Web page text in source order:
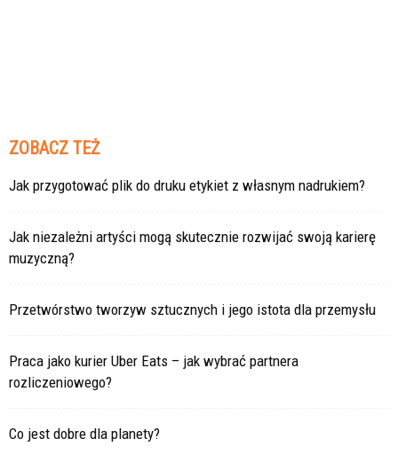
ZOBACZ TEŻ
Jak przygotować plik do druku etykiet z własnym nadrukiem?
Jak niezależni artyści mogą skutecznie rozwijać swoją karierę
muzyczną?
Przetwórstwo tworzyw sztucznych i jego istota dla przemysłu
Praca jako kurier Uber Eats – jak wybrać partnera
rozliczeniowego?
Co jest dobre dla planety?